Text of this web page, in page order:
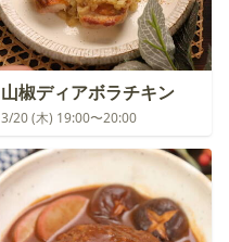
山椒ディアボラチキン
3/20 (木) 19:00〜20:00